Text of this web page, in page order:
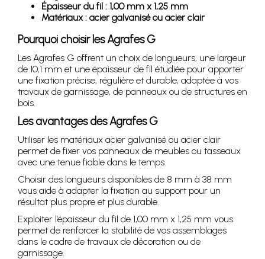
Épaisseur du fil : 1,00 mm x 1,25 mm
Matériaux : acier galvanisé ou acier clair
Pourquoi choisir les Agrafes G
Les Agrafes G offrent un choix de longueurs, une largeur
de 10,1 mm et une épaisseur de fil étudiée pour apporter
une fixation précise, régulière et durable, adaptée à vos
travaux de garnissage, de panneaux ou de structures en
bois.
Les avantages des Agrafes G
Utiliser les matériaux acier galvanisé ou acier clair
permet de fixer vos panneaux de meubles ou tasseaux
avec une tenue fiable dans le temps.
Choisir des longueurs disponibles de 8 mm à 38 mm
vous aide à adapter la fixation au support pour un
résultat plus propre et plus durable.
Exploiter l’épaisseur du fil de 1,00 mm x 1,25 mm vous
permet de renforcer la stabilité de vos assemblages
dans le cadre de travaux de décoration ou de
garnissage.